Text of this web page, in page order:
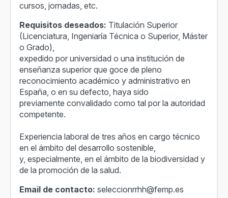
cursos, jornadas, etc.
Requisitos deseados: Titulación Superior
(Licenciatura, Ingeniaría Técnica o Superior, Máster
o Grado),
expedido por universidad o una institución de
enseñanza superior que goce de pleno
reconocimiento académico y administrativo en
España, o en su defecto, haya sido
previamente convalidado como tal por la autoridad
competente.
Experiencia laboral de tres años en cargo técnico
en el ámbito del desarrollo sostenible,
y, especialmente, en el ámbito de la biodiversidad y
de la promoción de la salud.
Email de contacto: seleccionrrhh@femp.es